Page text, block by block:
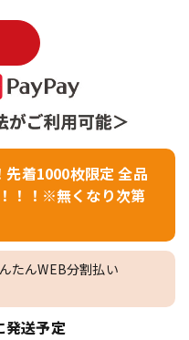
着1000枚限定 全品
！！※無くなり次第
たんWEB分割払い
発送予定